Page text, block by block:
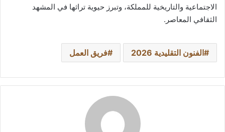
الاجتماعية والتاريخية للمملكة، وتبرز حيوية تراثها في المشهد
الثقافي المعاصر.
الفنون التقليدية 2026 فريق العمل